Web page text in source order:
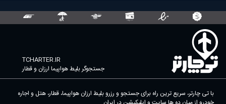
TCHARTER.IR
جستجوگر بلیط هواپیما ارزان و قطار
با تی چارتر، سریع ترین راه برای جستجو و رزرو بلیط ارزان هواپیما، قطار، هتل و اجاره